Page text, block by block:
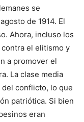
se
de 1914. El
Ahora, incluso los
el elitismo y
a promover el
La clase media
conflicto, lo que
patriótica. Si bien
eran